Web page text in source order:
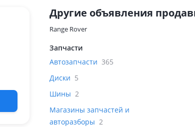
Другие объявления
Range Rover
Запчасти
Автозапчасти 365
Диски 5
Шины 2
Магазины запчастей и
авторазборы 2